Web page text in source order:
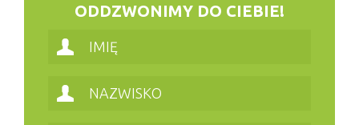
ODDZWONIMY DO CIEBIE!